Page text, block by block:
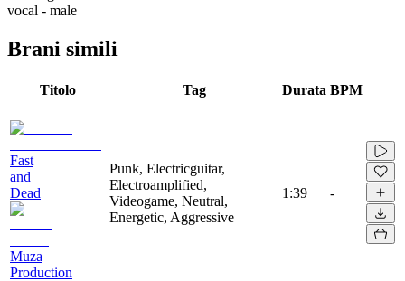
vocal - male
Brani simili
Titolo Tag Durata BPM
Fast
and
Dead
Muza
Production
Punk, Electricguitar,
Electroamplified,
Videogame, Neutral,
Energetic, Aggressive
1:39 -